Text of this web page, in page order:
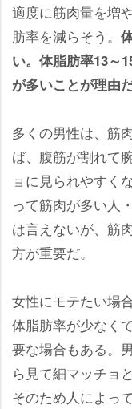
適度に筋肉量を増
肪率を減らそう。
い。体脂肪率13～
が多いことが理由
多くの男性は、筋
ば、腹筋が割れて
ョに見られやすく
って筋肉が多い人
は言えないが、筋
方が重要だ。
女性にモテたい場
体脂肪率が少なく
要な場合もある。
ら見て細マッチョ
そのため人によっ